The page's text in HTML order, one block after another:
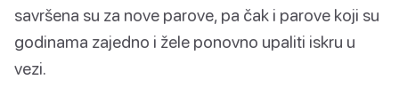
savršena su za nove parove, pa čak i parove koji su
godinama zajedno i žele ponovno upaliti iskru u
vezi.